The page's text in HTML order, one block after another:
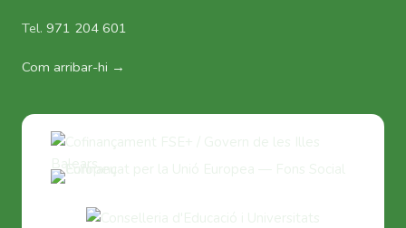
Tel. 971 204 601
Com arribar-hi →